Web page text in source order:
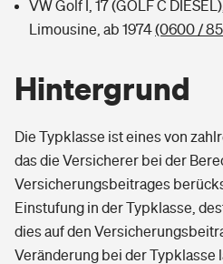
VW Golf I, 17 (GOLF C
Limousine, ab 1974(0600 /
Hintergrund
Die Typklasse ist eines von
das die Versicherer bei der
Versicherungsbeitrages
Einstufung in der Typklasse,
dies auf den
Veränderung bei der Typklasse